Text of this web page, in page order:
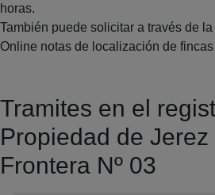
horas.
También puede solicitar a través de
Online notas de localización de
Tramites en el
Propiedad de Jerez
Frontera Nº 03